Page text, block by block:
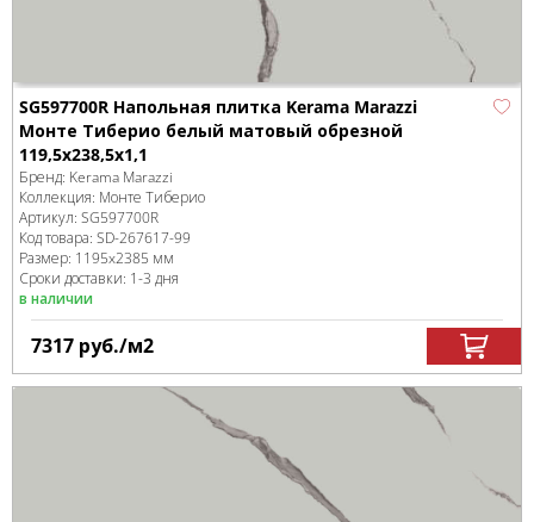
SG597700R Напольная плитка Kerama Marazzi
Монте Тиберио белый матовый обрезной
119,5x238,5x1,1
Бренд: Kerama Marazzi
Коллекция: Монте Тиберио
Артикул: SG597700R
Код товара: SD-267617-99
Размер: 1195x2385 мм
Сроки доставки: 1-3 дня
в наличии
7317 руб./м2